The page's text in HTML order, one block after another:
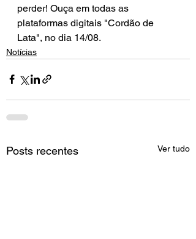
perder! Ouça em todas as
plataformas digitais "Cordão de
Lata", no dia 14/08.
Notícias
Posts recentes Ver tudo